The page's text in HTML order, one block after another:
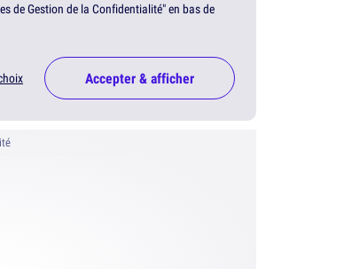
de Gestion de la Confidentialité" en bas de
Accepter & afficher